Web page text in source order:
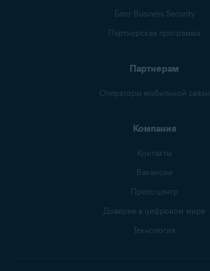
Блог Business Security
Партнерская программа
Партнерам
Операторы мобильной связи
Компания
Контакты
Вакансии
Пресс-центр
Доверие в цифровом мире
Технология